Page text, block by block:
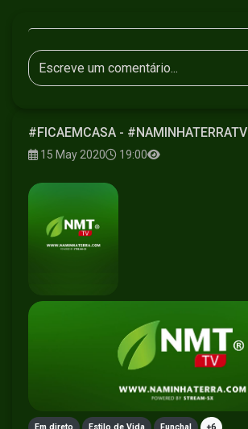
#FICAEMCASA - #NAMINHATERRATV
15 May 2020 19:00